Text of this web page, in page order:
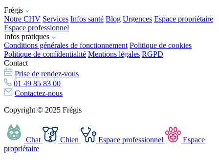
Frégis
Notre CHV Services Infos santé Blog Urgences Espace propriétaire
Espace professionnel
Infos pratiques
Conditions générales de fonctionnement Politique de cookies
Politique de confidentialité Mentions légales RGPD
Contact
Prise de rendez-vous
01 49 85 83 00
Contactez-nous
Copyright © 2025 Frégis
Chat Chien Espace professionnel
Espace
propriétaire